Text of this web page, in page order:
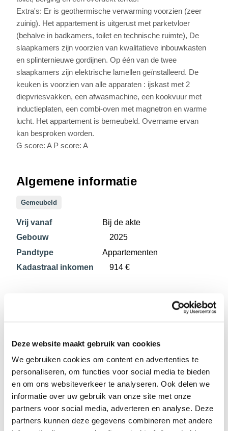
Deze website maakt gebruik van cookies
We gebruiken cookies om content en advertenties te
personaliseren, om functies voor social media te bieden
en om ons websiteverkeer te analyseren. Ook delen we
informatie over uw gebruik van onze site met onze
partners voor social media, adverteren en analyse. Deze
partners kunnen deze gegevens combineren met andere
Extra's: Er is geothermische verwarming voorzien (zeer
zuinig). Het appartement is uitgerust met parketvloer
(behalve in badkamers, toilet en technische ruimte), De
slaapkamers zijn voorzien van kwalitatieve inbouwkasten
en splinternieuwe gordijnen. Op één van de twee
slaapkamers zijn elektrische lamellen geïnstalleerd. De
keuken is voorzien van alle apparaten : ijskast met 2
diepvriesvakken, een afwasmachine, een kookvuur met
inductieplaten, een combi-oven met magnetron en warme
lucht. Het appartement is bemeubeld. Overname ervan
kan besproken worden.
G score: A P score: A
Algemene informatie
Gemeubeld
Vrij vanaf
Bij de akte
Gebouw
2025
Pandtype
Appartementen
Kadastraal inkomen
914 €
2 badkamers
1 WC
Kelder
Ingerichte keuken
Eetkamer
Woonkamer